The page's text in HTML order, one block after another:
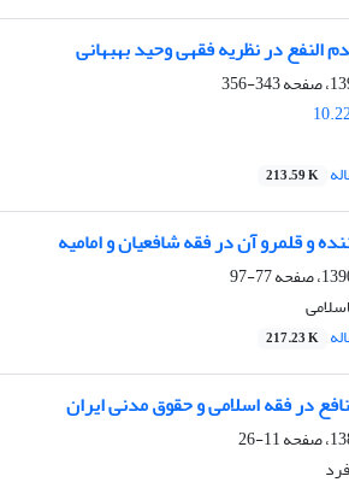
در نظریه فقهی وحید بهبهانی
343-356
213.59 K
و قلمرو آن در فقه شافعیان و امامیه
77-97
217.23 K
در فقه اسلامی و حقوق مدنی ایران
11-26